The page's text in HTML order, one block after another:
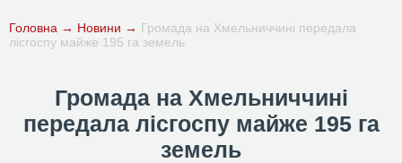
Головна → Новини → Громада на Хмельниччині передала
лісгоспу майже 195 га земель
Громада на Хмельниччині
передала лісгоспу майже 195 га
земель